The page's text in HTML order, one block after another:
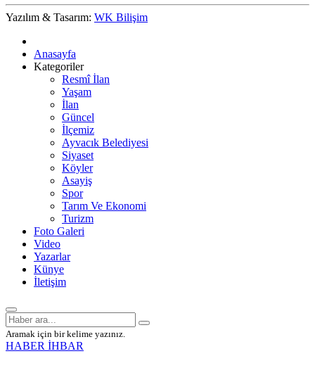
Yazılım & Tasarım: WK Bilişim
Anasayfa
Kategoriler
Resmî İlan
Yaşam
İlan
Güncel
İlçemiz
Ayvacık Belediyesi
Siyaset
Köyler
Asayiş
Spor
Tarım Ve Ekonomi
Turizm
Foto Galeri
Video
Yazarlar
Künye
İletişim
Aramak için bir kelime yazınız.
HABER İHBAR